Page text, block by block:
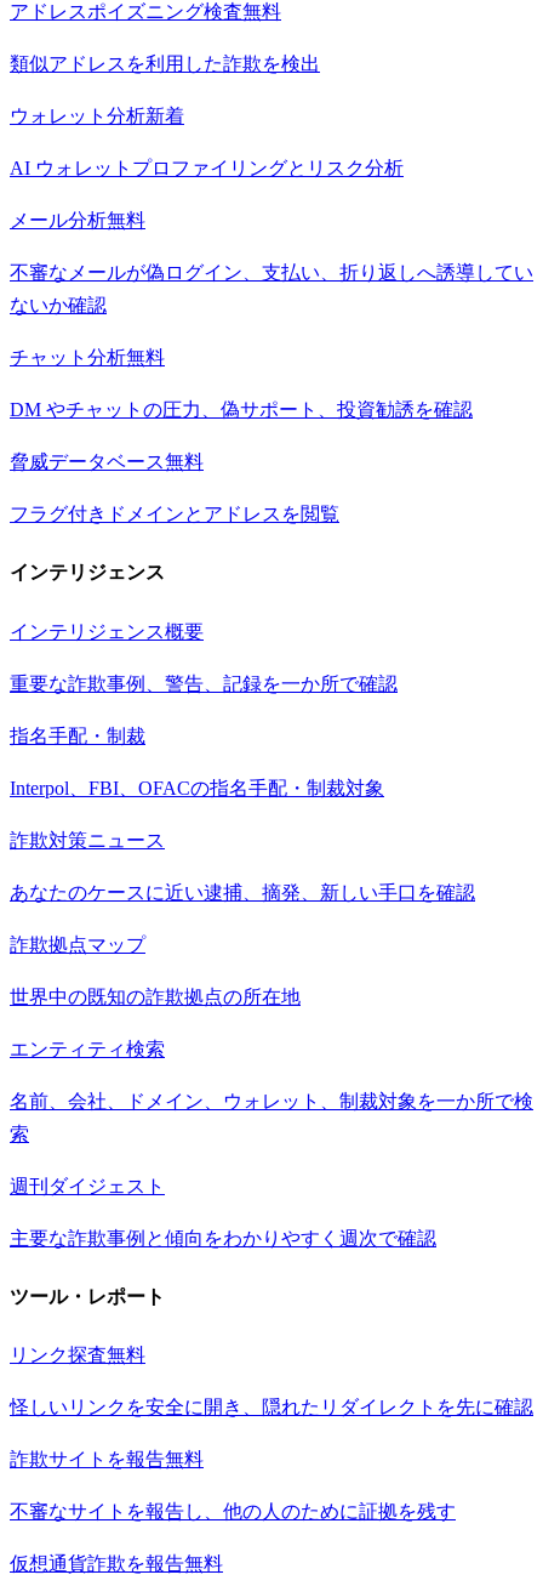
アドレスポイズニング検査無料
類似アドレスを利用した詐欺を検出
ウォレット分析新着
AI ウォレットプロファイリングとリスク分析
メール分析無料
不審なメールが偽ログイン、支払い、折り返しへ誘導してい
ないか確認
チャット分析無料
DM やチャットの圧力、偽サポート、投資勧誘を確認
脅威データベース無料
フラグ付きドメインとアドレスを閲覧
インテリジェンス
インテリジェンス概要
重要な詐欺事例、警告、記録を一か所で確認
指名手配・制裁
Interpol、FBI、OFACの指名手配・制裁対象
詐欺対策ニュース
あなたのケースに近い逮捕、摘発、新しい手口を確認
詐欺拠点マップ
世界中の既知の詐欺拠点の所在地
エンティティ検索
名前、会社、ドメイン、ウォレット、制裁対象を一か所で検
索
週刊ダイジェスト
主要な詐欺事例と傾向をわかりやすく週次で確認
ツール・レポート
リンク探査無料
怪しいリンクを安全に開き、隠れたリダイレクトを先に確認
詐欺サイトを報告無料
不審なサイトを報告し、他の人のために証拠を残す
仮想通貨詐欺を報告無料